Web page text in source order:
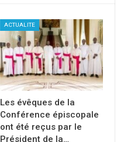
ACTUALITE
Les évêques de la
Conférence épiscopale
ont été reçus par le
Président de la…